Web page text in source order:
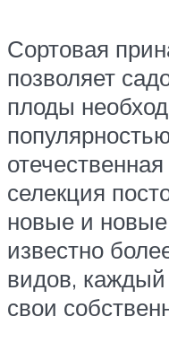
Сортовая
позволяет
плоды
селекция
новые и новые
известно
видов,
свои